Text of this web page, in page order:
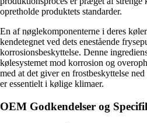
opretholde produktets standarder.
En af nøglekomponenterne i deres
kendetegnet ved dets enestående
korrosionsbeskyttelse. Denne
kølesystemet mod korrosion og
med at det giver en frostbeskyttelse
er essentielt i kølige klimaer.
OEM Godkendelser og